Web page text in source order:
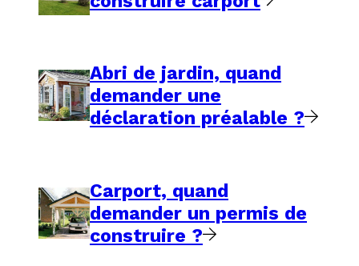
Abri de jardin, quand
demander une
déclaration préalable ?
Carport, quand
demander un permis de
construire ?